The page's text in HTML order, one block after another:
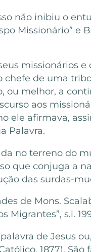
não inibiu o
Missionário” e
missionários
de uma
ou melhor, a
aos
ele afirmava,
Palavra.
no terreno do
que conjuga a
das surdas-
de Mons.
Migrantes”, s.l.
de Jesus
1877).